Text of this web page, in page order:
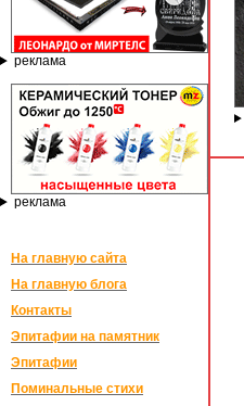
реклама
реклама
На главную сайта
На главную блога
Контакты
Эпитафии на памятник
Эпитафии
Поминальные стихи